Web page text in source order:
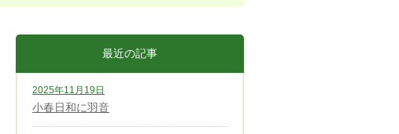
最近の記事
2025年11月19日
小春日和に羽音